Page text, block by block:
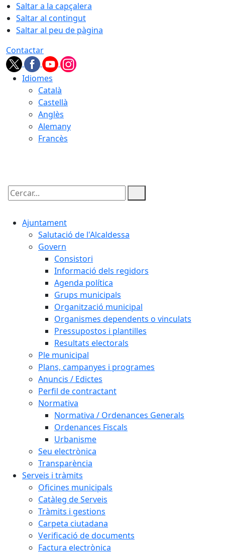
Saltar a la capçalera
Saltar al contingut
Saltar al peu de pàgina
Contactar
Idiomes
Català
Castellà
Anglès
Alemany
Francès
Cercar:
Ajuntament
Salutació de l'Alcaldessa
Govern
Consistori
Informació dels regidors
Agenda política
Grups municipals
Organització municipal
Organismes dependents o vinculats
Pressupostos i plantilles
Resultats electorals
Ple municipal
Plans, campanyes i programes
Anuncis / Edictes
Perfil de contractant
Normativa
Normativa / Ordenances Generals
Ordenances Fiscals
Urbanisme
Seu electrònica
Transparència
Serveis i tràmits
Oficines municipals
Catàleg de Serveis
Tràmits i gestions
Carpeta ciutadana
Verificació de documents
Factura electrònica